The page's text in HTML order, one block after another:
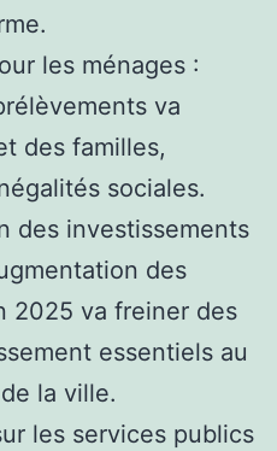
les ménages :
va
des familles,
sociales.
des investissements
des
2025 va freiner des
essentiels au
la ville.
les services publics